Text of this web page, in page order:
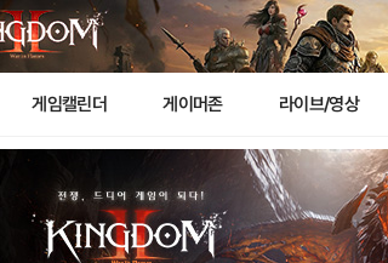
게임캘린더 게이머존 라이브/영상